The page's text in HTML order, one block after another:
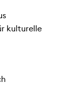
kulturelle